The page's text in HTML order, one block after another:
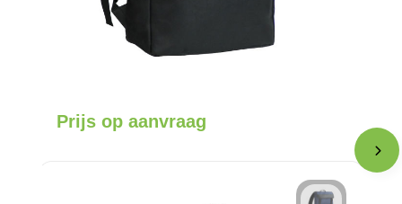
Prijs op aanvraag